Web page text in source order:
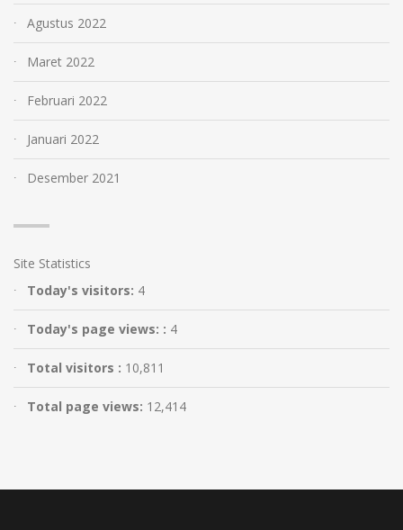
Agustus 2022
Maret 2022
Februari 2022
Januari 2022
Desember 2021
Site Statistics
Today's visitors: 4
Today's page views: : 4
Total visitors : 10,811
Total page views: 12,414